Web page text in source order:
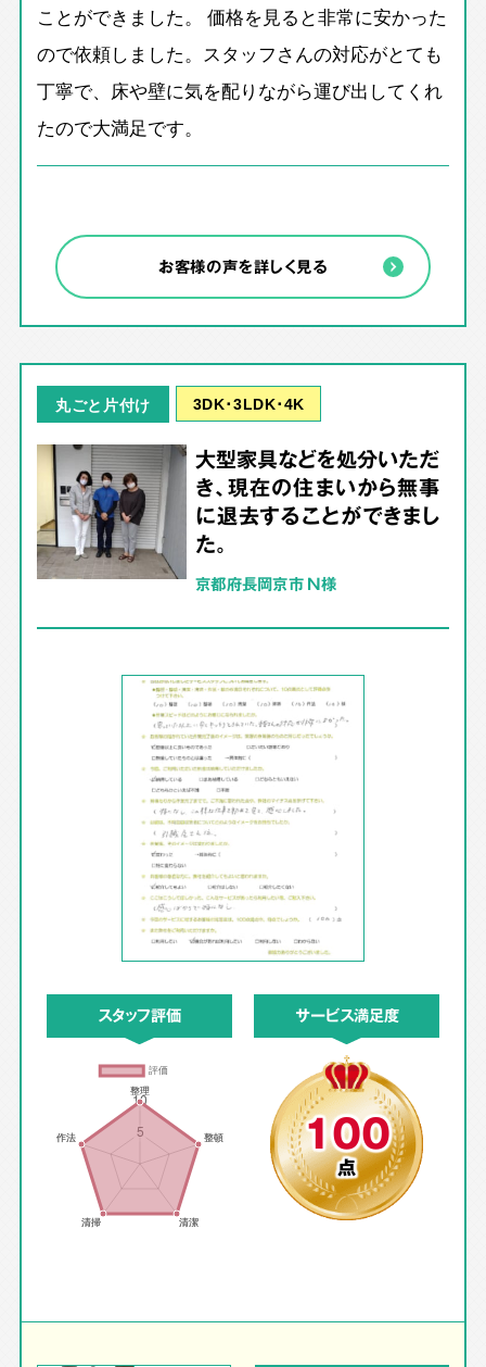
ことができました。 価格を見ると非常に安かった
ので依頼しました。スタッフさんの対応がとても
丁寧で、床や壁に気を配りながら運び出してくれ
たので大満足です。
お客様の声を詳しく見る
丸ごと片付け 3DK･3LDK･4K
大型家具などを処分いただ
き、現在の住まいから無事
に退去することができまし
た。
京都府長岡京市 N様
スタッフ評価 サービス満足度
100
点